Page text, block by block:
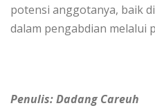
potensi anggotanya, baik
dalam pengabdian melalui
Penulis: Dadang Careuh